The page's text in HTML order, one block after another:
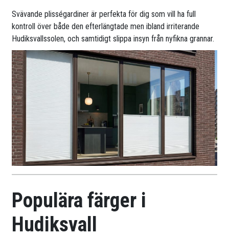
Svävande plisségardiner är perfekta för dig som vill ha full
kontroll över både den efterlängtade men ibland irriterande
Hudiksvallssolen, och samtidigt slippa insyn från nyfikna grannar.
Populära färger i
Hudiksvall